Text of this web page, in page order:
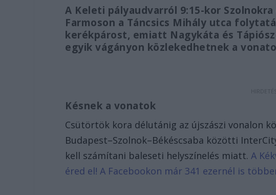
A Keleti pályaudvarról 9:15-kor
Farmoson a Táncsics Mihály utca
kerékpárost, emiatt Nagykáta és
egyik vágányon közlekedhetnek a
Késnek a vonatok
Csütörtök kora délutánig az újszászi vonalon
Budapest–Szolnok–Békéscsaba közötti
kell számítani baleseti helyszínelés miatt. A
éred el! A Facebookon már 341 ezernél is